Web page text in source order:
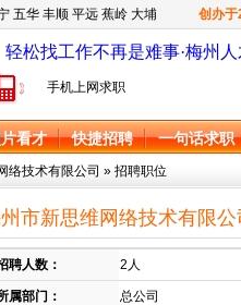
五华 丰顺 平远 蕉岭 大埔 创办于
轻松找工作不再是难事·梅州
手机上网求职
看才 快捷招聘 一句话求职
络技术有限公司 » 招聘职位
市新思维网络技术有限
聘人数： 2人
属部门： 总公司